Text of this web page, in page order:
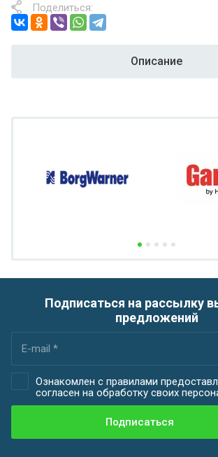
Поделиться:
Описание
Подписаться на рассылку
предложений
Ознакомлен с правилами
согласен на обработку своих
Подписаться